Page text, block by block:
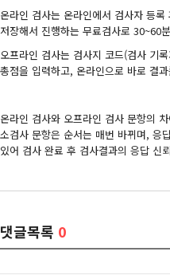
온라인 검사는 온라인에서 검사자 등
저장해서 진행하는 무료검사로 30~60
오프라인 검사는 검사지 코드(검사 기
총점을 입력하고, 온라인으로 바로 결
온라인 검사와 오프라인 검사 문항의
소검사 문항은 순서는 매번 바뀌며, 응
있어 검사 완료 후 검사결과의 응답 신
댓글목록 0